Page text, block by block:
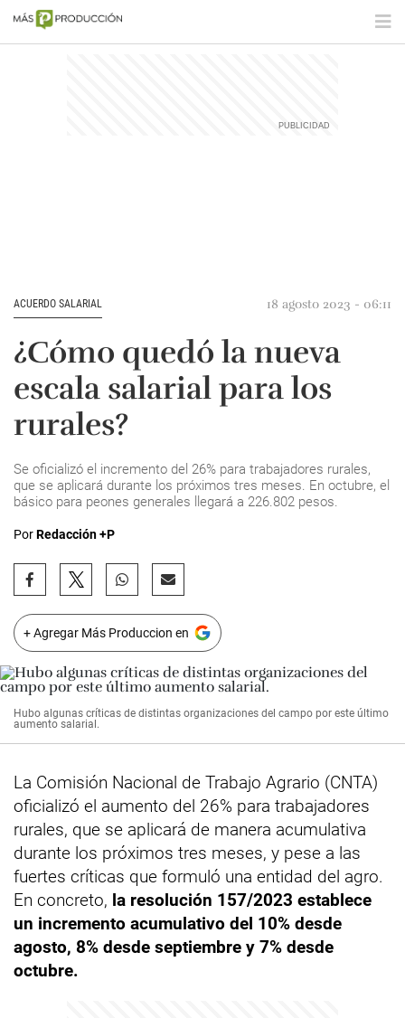
ACUERDO SALARIAL 18 agosto 2023 - 06:11
¿Cómo quedó la nueva
escala salarial para los
rurales?
Se oficializó el incremento del 26% para trabajadores rurales,
que se aplicará durante los próximos tres meses. En octubre, el
básico para peones generales llegará a 226.802 pesos.
PorRedacción +P
+ Agregar Más Produccion en
Hubo algunas críticas de distintas organizaciones del campo por este último
aumento salarial.
La Comisión Nacional de Trabajo Agrario (CNTA)
oficializó el aumento del 26% para trabajadores
rurales, que se aplicará de manera acumulativa
durante los próximos tres meses, y pese a las
fuertes críticas que formuló una entidad del agro.
En concreto, la resolución 157/2023 establece
un incremento acumulativo del 10% desde
agosto, 8% desde septiembre y 7% desde
octubre.